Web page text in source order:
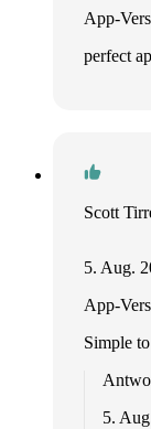
App-
perfect
Scott
5. Aug.
App-
Simple
5.